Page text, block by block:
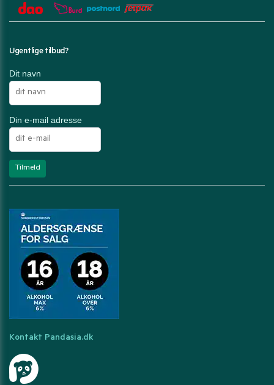
Ugentlige tilbud?
Dit navn
Din e-mail adresse
Kontakt Pandasia.dk